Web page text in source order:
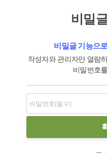
비밀
비밀글 기능으
작성자와 관리자만 열람
비밀번호